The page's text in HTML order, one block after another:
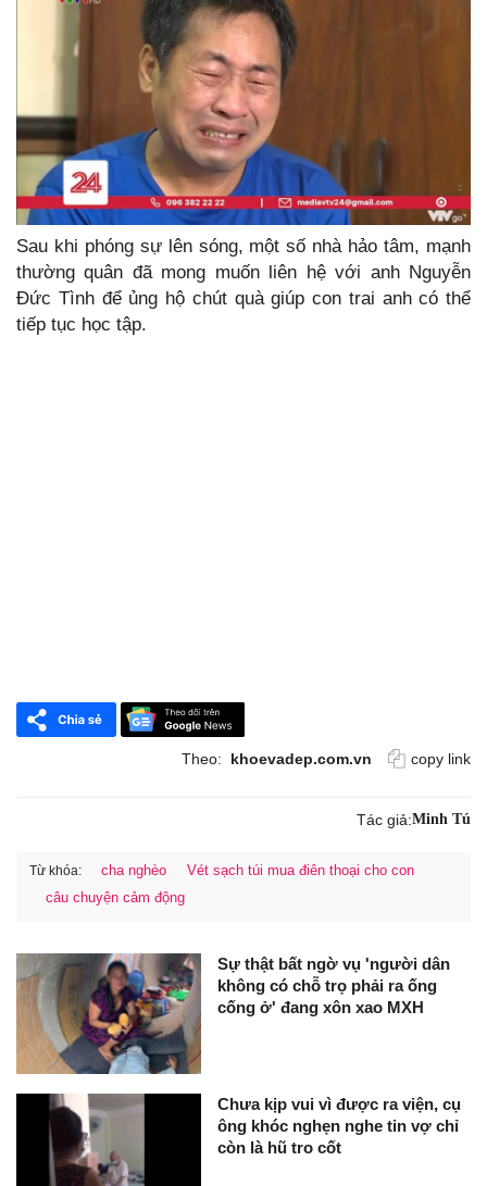
Sau khi phóng sự lên sóng, một số nhà hảo tâm, mạnh
thường quân đã mong muốn liên hệ với anh Nguyễn
Đức Tình để ủng hộ chút quà giúp con trai anh có thể
tiếp tục học tập.
Theo: khoevadep.com.vn copy link
Tác giả:Minh Tú
Từ khóa: cha nghèo
Vét sạch túi mua điên thoại cho con
câu chuyện cảm động
Sự thật bất ngờ vụ 'người dân
không có chỗ trọ phải ra ống
cống ở' đang xôn xao MXH
Chưa kịp vui vì được ra viện, cụ
ông khóc nghẹn nghe tin vợ chỉ
còn là hũ tro cốt